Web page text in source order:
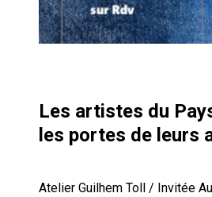
Les artistes du
les portes de leurs
Atelier Guilhem Toll / Invitée